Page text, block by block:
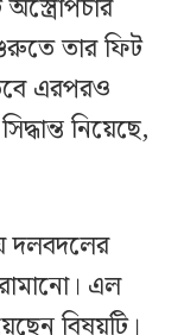
তার ফিট
এরপরও
নিয়েছে,
দলবদলের
এল